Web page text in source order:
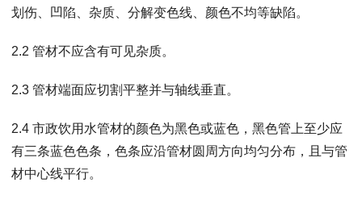
划伤、凹陷、杂质、分解变色线、颜色不均等缺陷。
2.2 管材不应含有可见杂质。
2.3 管材端面应切割平整并与轴线垂直。
2.4 市政饮用水管材的颜色为黑色或蓝色，黑色管上至少应
有三条蓝色色条，色条应沿管材圆周方向均匀分布，且与管
材中心线平行。